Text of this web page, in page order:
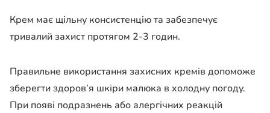
Крем має щільну консистенцію та забезпечує
тривалий захист протягом 2-3 годин.
Правильне використання захисних кремів допоможе
зберегти здоров’я шкіри малюка в холодну погоду.
При появі подразнень або алергічних реакцій